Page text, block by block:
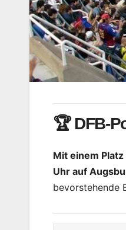
🏆 DFB-
Mit einem
Uhr auf
bevorstehende